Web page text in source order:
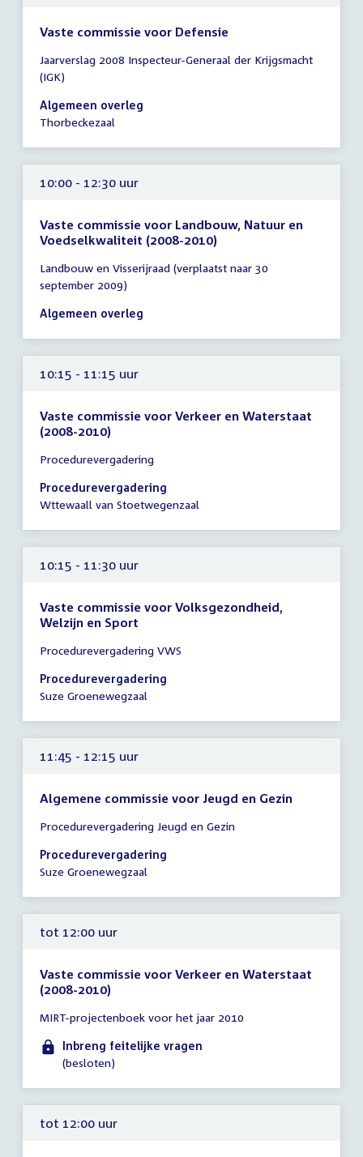
Vaste commissie voor Defensie
vergadering
10:00
-
12:30
Jaarverslag 2008 Inspecteur-Generaal der Krijgsmacht
(IGK)
Algemeen overleg
Thorbeckezaal
10:00 - 12:30 uur
Vaste commissie voor Landbouw, Natuur en
Voedselkwaliteit (2008-2010)
vergadering
10:00
-
uur
Landbouw en Visserijraad (verplaatst naar 30
september 2009)
Algemeen overleg
10:15 - 11:15 uur
Vaste commissie voor Verkeer en Waterstaat
(2008-2010)
vergadering
10:15
-
uur
Procedurevergadering
Procedurevergadering
Wttewaall van Stoetwegenzaal
10:15 - 11:30 uur
Vaste commissie voor Volksgezondheid,
Welzijn en Sport
vergadering
10:15
-
uur
Procedurevergadering VWS
Procedurevergadering
Suze Groenewegzaal
11:45 - 12:15 uur
Algemene commissie voor Jeugd en Gezin
vergadering
11:45
-
uur
Procedurevergadering Jeugd en Gezin
Procedurevergadering
Suze Groenewegzaal
tot 12:00 uur
Vaste commissie voor Verkeer en Waterstaat
(2008-2010)
vergadering
tot
12:00
MIRT-projectenboek voor het jaar 2010
Inbreng feitelijke vragen
(besloten)
tot 12:00 uur